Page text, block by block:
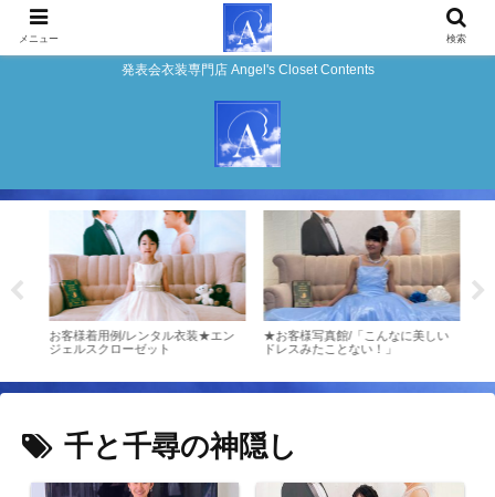
発表会衣装専門店 Angel's Closet Contents
お客様着用例/レンタル衣装★エン
ジェルスクローゼット
★お客様写真館/「こんなに美しい
ドレスみたことない！」
千と千尋の神隠し
メニュー 検索